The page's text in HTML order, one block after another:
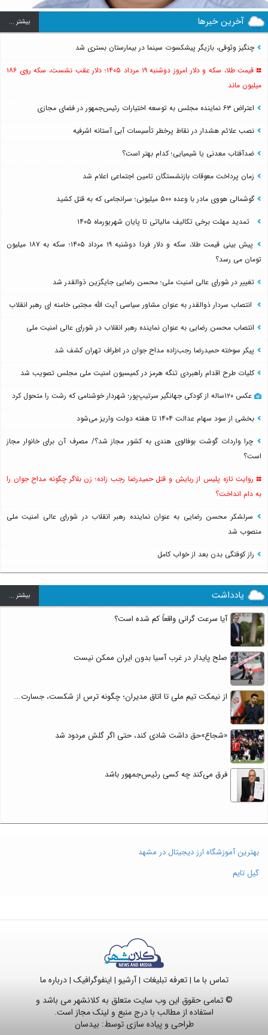
آخرین خبرها بيشتر ...
چنگیز وثوقی، بازیگر پیشکسوت سینما در بیمارستان بستری شد
قیمت طلا، سکه و دلار امروز دوشنبه ۱۹ مرداد ۱۴۰۵؛ دلار عقب نشست، سکه روی ۱۸۶
میلیون ماند
اعتراض ۶۳ نماینده مجلس به توسعه اختیارات رئیس‌جمهور در فضای مجازی
نصب علائم هشدار در نقاط پرخطر تأسیسات آبی آستانه اشرفیه
ضدآفتاب‌ معدنی یا شیمیایی؛ کدام بهتر است؟
زمان پرداخت معوقات بازنشستگان تامین اجتماعی اعلام شد
گوشمالی هووی مادر با وعده ۵۰۰ میلیونی؛ سرانجامی که به قتل کشید
تمدید مهلت برخی تکالیف مالیاتی تا پایان شهریورماه ۱۴۰۵
پیش بینی قیمت طلا، سکه و دلار فردا دوشنبه ۱۹ مرداد ۱۴۰۵؛ سکه به ۱۸۷ میلیون
تومان می رسد؟
تغییر در شورای عالی امنیت ملی؛ محسن رضایی جایگزین ذوالقدر شد
انتصاب سردار ذوالقدر به عنوان مشاور سیاسی آیت الله مجتبی خامنه ای رهبر انقلاب
انتصاب محسن رضایی به عنوان نماینده رهبر انقلاب در شورای عالی امنیت ملی
پیکر سوخته حمیدرضا رجب‌زاده مداح جوان در اطراف تهران کشف شد
کلیات طرح اقدام راهبردی تنگه هرمز در کمیسیون امنیت ملی مجلس تصویب شد
عکس ۱۲۰ساله از کودکی جهانگیر سرتیپ‌پور؛ شهردار خوشنامی که رشت را متحول کرد
بخشی از سود سهام عدالت ۱۴۰۴ تا هفته دولت واریز می‌شود
چرا واردات گوشت بوفالوی هندی به کشور مجاز شد؟/ مصرف آن برای خانوار مجاز
است؟
روایت تازه پلیس از ربایش و قتل حمیدرضا رجب زاده؛ زن بلاگر چگونه مداح جوان را
به دام انداخت؟
سرلشکر محسن رضایی به عنوان نماینده رهبر انقلاب در شورای عالی امنیت ملی
منصوب شد
راز کوفتگی بدن بعد از خواب کامل
یادداشت بيشتر ...
آیا سرعت گرانی واقعاً کم شده است؟
صلح پایدار در غرب آسیا بدون ایران ممکن نیست
از نیمکت تیم ملی تا اتاق مدیران؛ چگونه ترس از شکست، جسارت...
«شجاع»حق داشت شادی کند، حتی اگر گلش مردود شد
فرق می‌کند چه کسی رئیس‌جمهور باشد
بهترین آموزشگاه ارز دیجیتال در مشهد
گیل تایم
تماس با ما |تعرفه تبلیغات |آرشیو | اینفوگرافیک |درباره ما
© تمامی حقوق این وب سایت متعلق به کلانشهر می باشد و
استفاده از مطالب با درج منبع و لینک مجاز است.
طراحی و پیاده سازی توسط: بیدسان